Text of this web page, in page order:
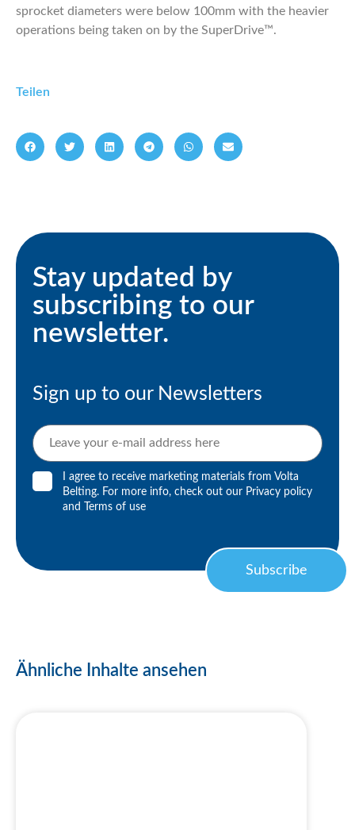
sprocket diameters were below 100mm with the heavier
operations being taken on by the SuperDrive™.
Teilen
Stay updated by
subscribing to our
newsletter.
Sign up to our Newsletters
I agree to receive marketing materials from Volta
Belting. For more info, check out our Privacy policy
and
Terms of use
Subscribe
Ähnliche Inhalte ansehen